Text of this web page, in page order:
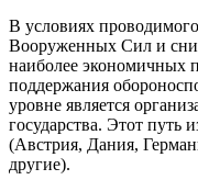
В условиях
Вооруженных Сил и
наиболее экономичных
поддержания
уровне является
государства. Этот путь
(Австрия, Дания,
другие).